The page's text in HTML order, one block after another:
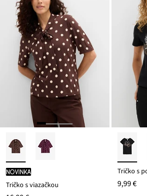
novinka
Tričko s viazačkou 9,99 €